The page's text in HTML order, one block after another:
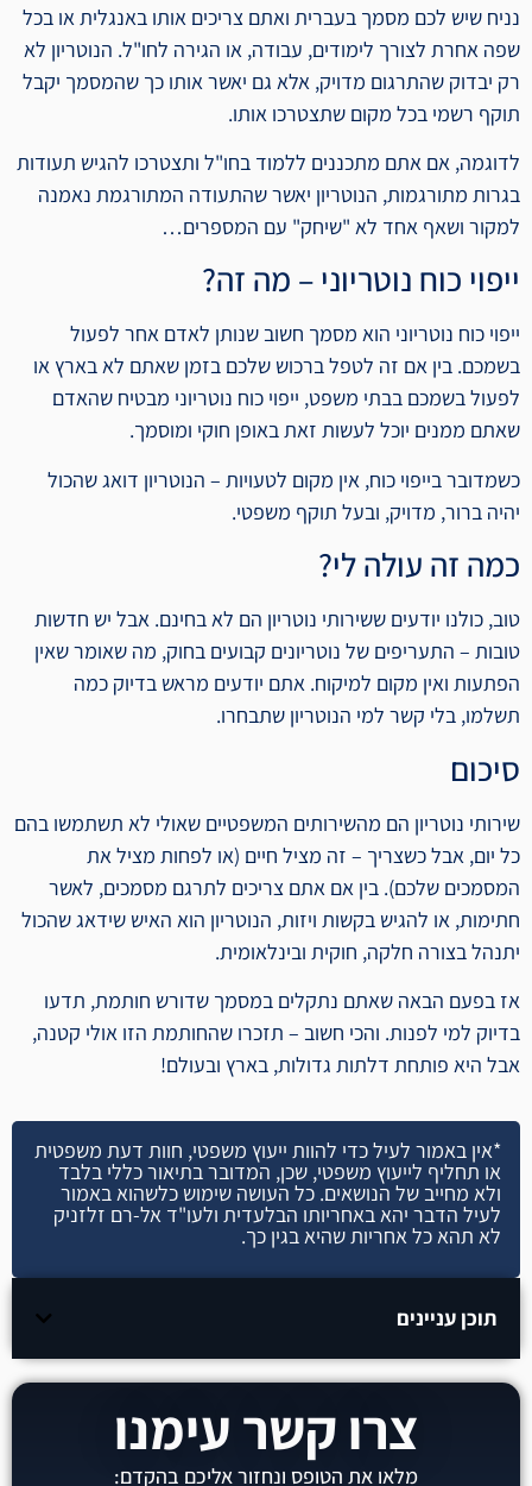
נניח שיש לכם מסמך בעברית ואתם צריכים אותו באנגלית או בכל
שפה אחרת לצורך לימודים, עבודה, או הגירה לחו"ל. הנוטריון לא
רק יבדוק שהתרגום מדויק, אלא גם יאשר אותו כך שהמסמך יקבל
תוקף רשמי בכל מקום שתצטרכו אותו.
לדוגמה, אם אתם מתכננים ללמוד בחו"ל ותצטרכו להגיש תעודות
בגרות מתורגמות, הנוטריון יאשר שהתעודה המתורגמת נאמנה
למקור ושאף אחד לא "שיחק" עם המספרים…
ייפוי כוח נוטריוני – מה זה?
ייפוי כוח נוטריוני הוא מסמך חשוב שנותן לאדם אחר לפעול
בשמכם. בין אם זה לטפל ברכוש שלכם בזמן שאתם לא בארץ או
לפעול בשמכם בבתי משפט, ייפוי כוח נוטריוני מבטיח שהאדם
שאתם ממנים יוכל לעשות זאת באופן חוקי ומוסמך.
כשמדובר בייפוי כוח, אין מקום לטעויות – הנוטריון דואג שהכול
יהיה ברור, מדויק, ובעל תוקף משפטי.
כמה זה עולה לי?
טוב, כולנו יודעים ששירותי נוטריון הם לא בחינם. אבל יש חדשות
טובות – התעריפים של נוטריונים קבועים בחוק, מה שאומר שאין
הפתעות ואין מקום למיקוח. אתם יודעים מראש בדיוק כמה
תשלמו, בלי קשר למי הנוטריון שתבחרו.
סיכום
שירותי נוטריון הם מהשירותים המשפטיים שאולי לא תשתמשו בהם
כל יום, אבל כשצריך – זה מציל חיים (או לפחות מציל את
המסמכים שלכם). בין אם אתם צריכים לתרגם מסמכים, לאשר
חתימות, או להגיש בקשות ויזות, הנוטריון הוא האיש שידאג שהכול
יתנהל בצורה חלקה, חוקית ובינלאומית.
אז בפעם הבאה שאתם נתקלים במסמך שדורש חותמת, תדעו
בדיוק למי לפנות. והכי חשוב – תזכרו שהחותמת הזו אולי קטנה,
אבל היא פותחת דלתות גדולות, בארץ ובעולם!
*אין באמור לעיל כדי להוות ייעוץ משפטי, חוות דעת משפטית
או תחליף לייעוץ משפטי, שכן, המדובר בתיאור כללי בלבד
ולא מחייב של הנושאים. כל העושה שימוש כלשהוא באמור
לעיל הדבר יהא באחריותו הבלעדית ולעו"ד אל-רם זלזניק
לא תהא כל אחריות שהיא בגין כך.
תוכן עניינים
צרו קשר עימנו
מלאו את הטופס ונחזור אליכם בהקדם: